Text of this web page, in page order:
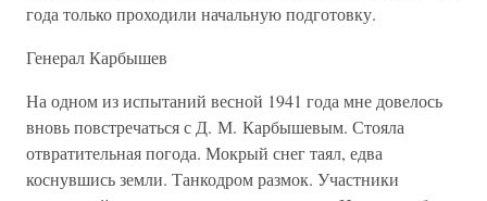
года только проходили начальную подготовку.
Генерал Карбышев
На одном из испытаний весной 1941 года мне довелось
вновь повстречаться с Д. М. Карбышевым. Стояла
отвратительная погода. Мокрый снег таял, едва
коснувшись земли. Танкодром размок. Участники